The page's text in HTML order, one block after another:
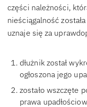
części należności,
nieściągalność
uznaje się za
dłużnik został
ogłoszona jego
zostało wszczęte
prawa